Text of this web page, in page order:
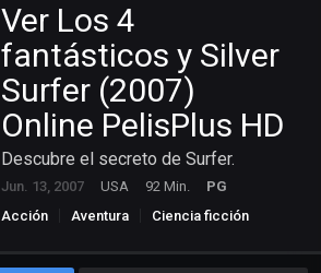
Ver Los 4
fantásticos y Silver
Surfer (2007)
Online PelisPlus HD
Descubre el secreto de Surfer.
Jun. 13, 2007 USA 92 Min.
PG
Acción
Aventura Ciencia ficción